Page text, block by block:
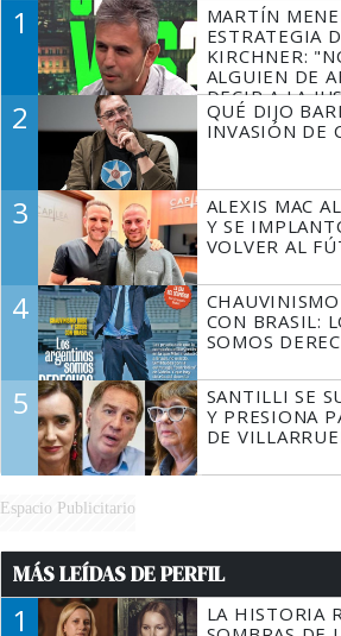
1
MARTÍN
ESTRATEGIA
KIRCHNER:
ALGUIEN DE
DECIR A LA
TIENE QUE
2
QUÉ DIJO
INVASIÓN DE
3
ALEXIS MAC
Y SE
VOLVER AL
4
CON BRASIL:
SOMOS
5
SANTILLI SE
Y PRESIONA
DE
Espacio Publicitario
MÁS LEÍDAS DE PERFIL
1
LA HISTORIA